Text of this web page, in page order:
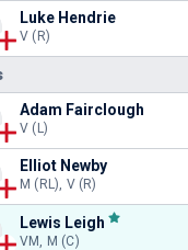
Luke Hendrie
V (R)
Adam Fairclough
V (L)
Elliot Newby
M (RL), V (R)
Lewis Leigh
VM, M (C)